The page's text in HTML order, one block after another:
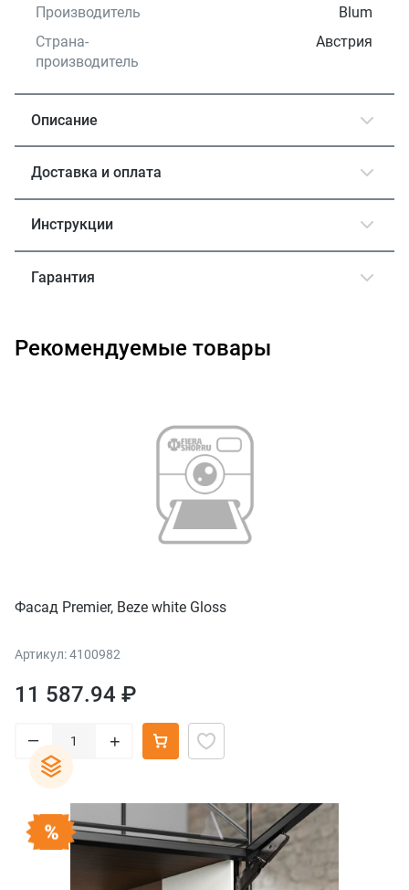
Производитель
Blum
Страна-
производитель
Австрия
Описание
Доставка и оплата
Инструкции
Гарантия
Рекомендуемые товары
Фасад Premier, Beze white Gloss
Артикул: 4100982
11 587.94 ₽
– +